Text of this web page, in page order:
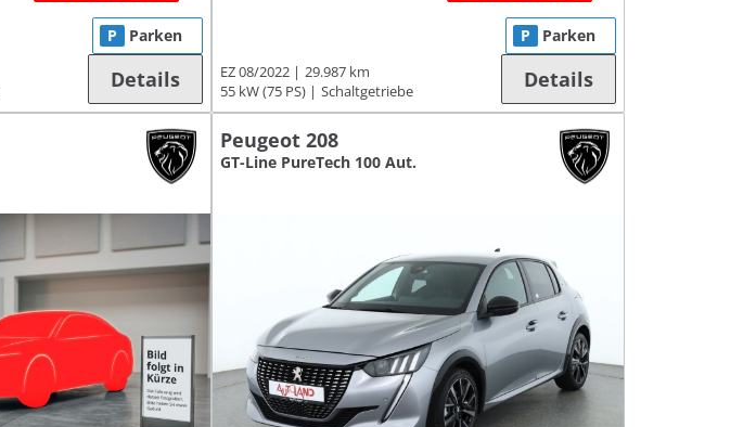
P Parken
Details EZ 08/2022
29.987 km
55 kW (75 PS)
Schaltgetriebe
P Parken
Details
Peugeot 208
GT-Line PureTech 100 Aut.